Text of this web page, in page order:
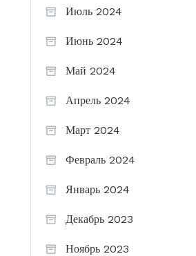
Июль 2024
Июнь 2024
Май 2024
Апрель 2024
Март 2024
Февраль 2024
Январь 2024
Декабрь 2023
Ноябрь 2023